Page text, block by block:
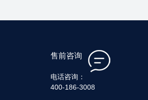
售前咨询
电话咨询：
400-186-3008